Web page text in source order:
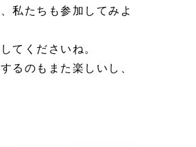
私たちも参加してみよ
てくださいね。
るのもまた楽しいし、